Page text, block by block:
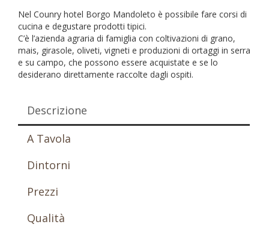
Nel Counry hotel Borgo Mandoleto è possibile fare corsi di
cucina e degustare prodotti tipici.
C’è l’azienda agraria di famiglia con coltivazioni di grano,
mais, girasole, oliveti, vigneti e produzioni di ortaggi in serra
e su campo, che possono essere acquistate e se lo
desiderano direttamente raccolte dagli ospiti.
Descrizione
A Tavola
Dintorni
Prezzi
Qualità